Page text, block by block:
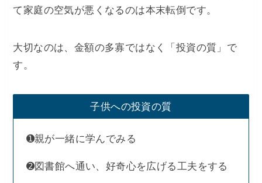
て家庭の空気が悪くなるのは本末転倒です。
​大切なのは、金額の多寡ではなく「投資の質」で
す。
子供への投資の質
➊親が一緒に学んでみる
​➋図書館へ通い、好奇心を広げる工夫をする​